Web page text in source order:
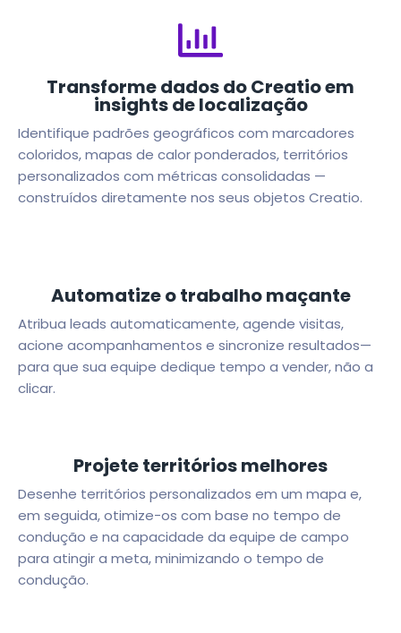
Transforme dados do Creatio em
insights de localização
Identifique padrões geográficos com marcadores
coloridos, mapas de calor ponderados, territórios
personalizados com métricas consolidadas —
construídos diretamente nos seus objetos Creatio.
Automatize o trabalho maçante
Atribua leads automaticamente, agende visitas,
acione acompanhamentos e sincronize resultados—
para que sua equipe dedique tempo a vender, não a
clicar.
Projete territórios melhores
Desenhe territórios personalizados em um mapa e,
em seguida, otimize-os com base no tempo de
condução e na capacidade da equipe de campo
para atingir a meta, minimizando o tempo de
condução.